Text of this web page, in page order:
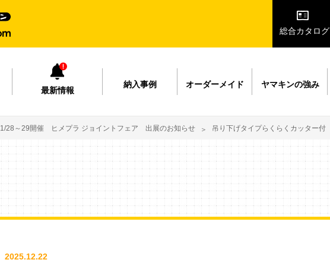
総合カタログ
最新情報
納入事例 オーダーメイド ヤマキンの強み
1/28～29開催 ヒメプラ ジョイントフェア 出展のお知らせ 吊り下げタイプらくらくカッター付
2025.12.22